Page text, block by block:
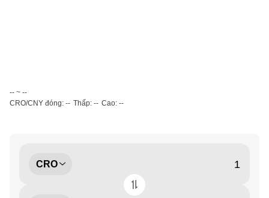
-- ~ --
CRO/CNY đóng: -- Thấp: -- Cao: --
CRO